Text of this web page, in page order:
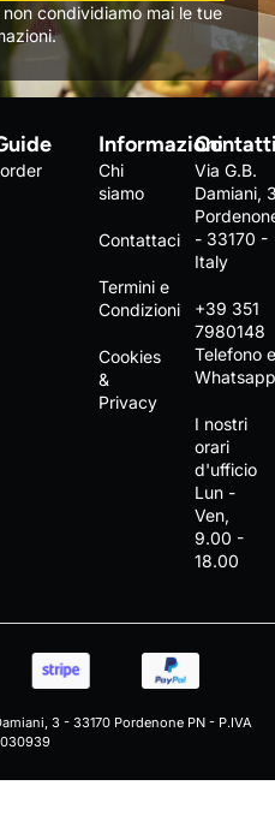
condividiamo mai le tue
Informazioni
Chi
siamo
Contattaci
Termini e
Condizioni
Cookies
&
Privacy
Via G.B.
Damiani,
- 33170 -
Italy
+39 351
7980148
Telefono
I nostri
orari
d'ufficio
Lun -
Ven,
9.00 -
18.00
3 - 33170 Pordenone PN - P.IVA